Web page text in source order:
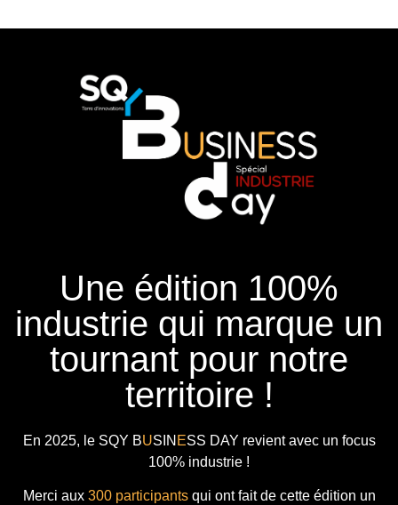
Une édition 100%
industrie qui marque un
tournant pour notre
territoire !
En 2025, le SQY BUSIN ESS DAY revient avec un focus
100% industrie !
Merci aux 300 participantsqui ont fait de cette édition un